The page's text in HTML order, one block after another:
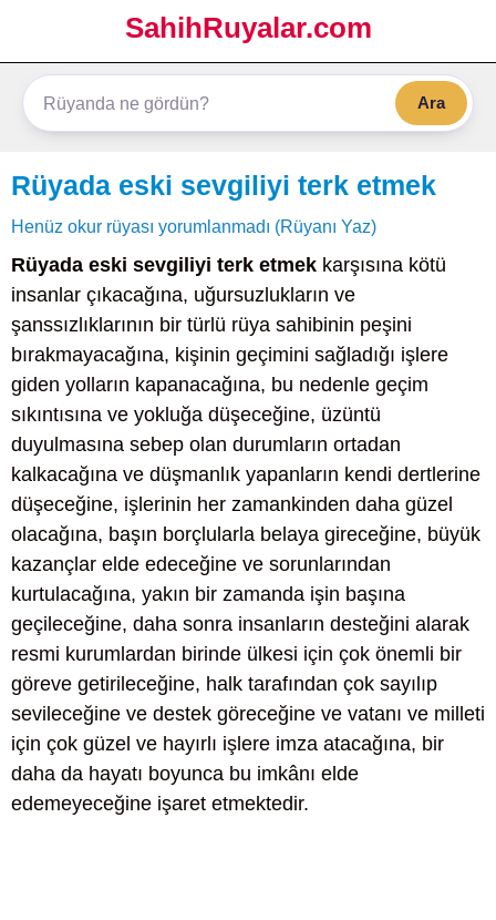
SahihRuyalar.com
Ara
Rüyada eski sevgiliyi terk etmek
Henüz okur rüyası yorumlanmadı (Rüyanı Yaz)
Rüyada eski sevgiliyi terk etmek karşısına kötü
insanlar çıkacağına, uğursuzlukların ve
şanssızlıklarının bir türlü rüya sahibinin peşini
bırakmayacağına, kişinin geçimini sağladığı işlere
giden yolların kapanacağına, bu nedenle geçim
sıkıntısına ve yokluğa düşeceğine, üzüntü
duyulmasına sebep olan durumların ortadan
kalkacağına ve düşmanlık yapanların kendi dertlerine
düşeceğine, işlerinin her zamankinden daha güzel
olacağına, başın borçlularla belaya gireceğine, büyük
kazançlar elde edeceğine ve sorunlarından
kurtulacağına, yakın bir zamanda işin başına
geçileceğine, daha sonra insanların desteğini alarak
resmi kurumlardan birinde ülkesi için çok önemli bir
göreve getirileceğine, halk tarafından çok sayılıp
sevileceğine ve destek göreceğine ve vatanı ve milleti
için çok güzel ve hayırlı işlere imza atacağına, bir
daha da hayatı boyunca bu imkânı elde
edemeyeceğine işaret etmektedir.